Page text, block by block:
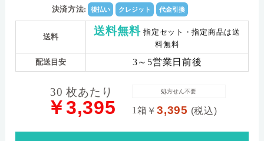
決済方法: 後払い クレジット 代金引換
送料 送料無料 指定セット・指定商品は送
料無料
配送目安 3～5営業日前後
30 枚あたり
￥3,395 1箱 ￥3,395 (税込)
処方せん不要